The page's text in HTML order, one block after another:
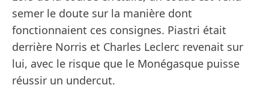
semer le doute sur la manière dont
fonctionnaient ces consignes. Piastri était
derrière Norris et Charles Leclerc revenait sur
lui, avec le risque que le Monégasque puisse
réussir un undercut.